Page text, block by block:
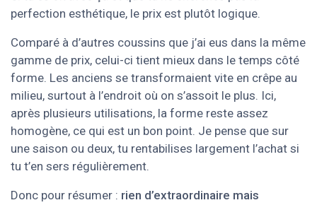
perfection esthétique, le prix est plutôt logique.
Comparé à d’autres coussins que j’ai eus dans la même
gamme de prix, celui-ci tient mieux dans le temps côté
forme. Les anciens se transformaient vite en crêpe au
milieu, surtout à l’endroit où on s’assoit le plus. Ici,
après plusieurs utilisations, la forme reste assez
homogène, ce qui est un bon point. Je pense que sur
une saison ou deux, tu rentabilises largement l’achat si
tu t’en sers régulièrement.
Donc pour résumer : rien d’extraordinaire mais